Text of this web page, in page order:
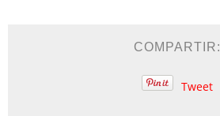
COMPARTIR:
Tweet